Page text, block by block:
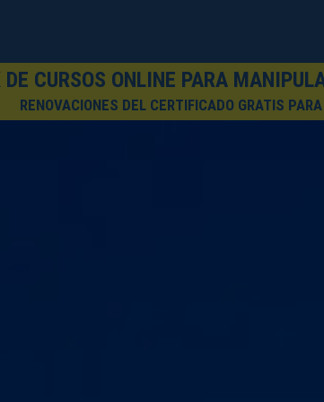
DE CURSOS ONLINE PARA
RENOVACIONES DEL CERTIFICADO GRATIS